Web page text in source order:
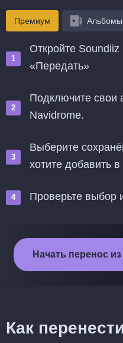
Премиум Альбомы
Откройте
«Передать»
Подключите свои
Navidrome.
Выберите
хотите добавить
Проверьте выбор
Начать перенос
Как